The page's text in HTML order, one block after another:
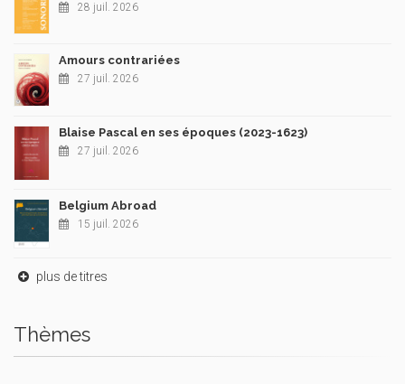
28 juil. 2026
Amours contrariées
27 juil. 2026
Blaise Pascal en ses époques (2023-1623)
27 juil. 2026
Belgium Abroad
15 juil. 2026
plus de titres
Thèmes